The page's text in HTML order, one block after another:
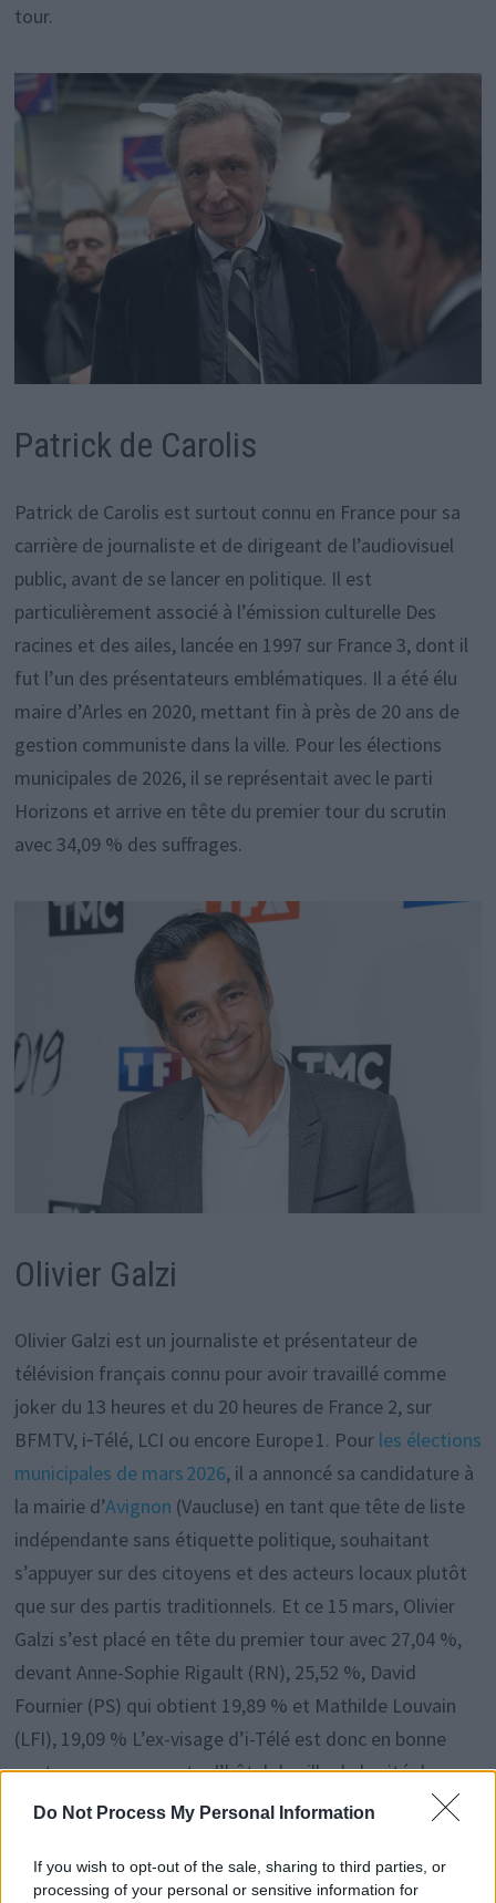
Do Not Process My Personal Information
If you wish to opt-out of the sale, sharing to third parties, or
processing of your personal or sensitive information for
tour.
Patrick de Carolis
Patrick de Carolis est surtout connu en France pour sa
carrière de journaliste et de dirigeant de l’audiovisuel
public, avant de se lancer en politique. Il est
particulièrement associé à l’émission culturelle Des
racines et des ailes, lancée en 1997 sur France 3, dont il
fut l’un des présentateurs emblématiques. Il a été élu
maire d’Arles en 2020, mettant fin à près de 20 ans de
gestion communiste dans la ville. Pour les élections
municipales de 2026, il se représentait avec le parti
Horizons et arrive en tête du premier tour du scrutin
avec 34,09 % des suffrages.
Olivier Galzi
Olivier Galzi est un journaliste et présentateur de
télévision français connu pour avoir travaillé comme
joker du 13 heures et du 20 heures de France 2, sur
BFMTV, i‑Télé, LCI ou encore Europe 1. Pour les élections
municipales de mars 2026, il a annoncé sa candidature à
la mairie d’Avignon (Vaucluse) en tant que tête de liste
indépendante sans étiquette politique, souhaitant
s’appuyer sur des citoyens et des acteurs locaux plutôt
que sur des partis traditionnels. Et ce 15 mars, Olivier
Galzi s’est placé en tête du premier tour avec 27,04 %,
devant Anne-Sophie Rigault (RN), 25,52 %, David
Fournier (PS) qui obtient 19,89 % et Mathilde Louvain
(LFI), 19,09 % L’ex-visage d’i-Télé est donc en bonne
posture pour remporter l’hôtel de ville de la cité des
papes le 22 mars prochain.